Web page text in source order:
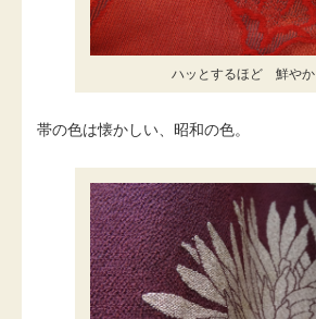
ハッとするほど 鮮やか
帯の色は懐かしい、昭和の色。